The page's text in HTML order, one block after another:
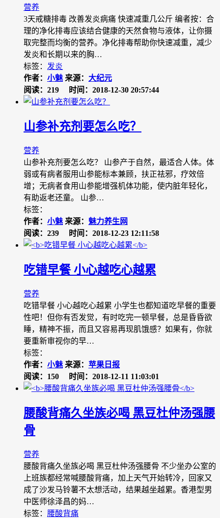
营养
3天戒糖排毒 改善发炎病痛 快速减重几公斤 编者按：合
理的净化排毒应该结合健康的天然食物与液体，让你摄
取完整而均衡的营养。净化排毒帮助你快速减重，减少
发炎和长期以来的胸…
标签： 发炎
作者： 小魅 来源： 大纪元
阅读：219
时间：2018-12-30 20:57:44
山参补充剂要怎么吃？
营养
山参补充剂要怎么吃？ 山参产于自然，最适合人体。体
弱或有病者服用山参能标本兼顾，扶正祛邪，疗效倍
增；无病者食用山参能增强机体功能，使内脏年轻化，
有助返老还童。 山参…
标签：
作者： 小魅 来源： 魅力养生网
阅读：239
时间：2018-12-23 12:11:58
吃错早餐 小心越吃心越累
营养
吃错早餐 小心越吃心越累 小学生也都知道吃早餐的重要
性吧！但你有否发觉，有时吃完一顿早餐，总是昏昏欲
睡，精神不振，而且又容易再现肌饿感？如果有，你就
要重新审视你的早…
标签：
作者： 小魅 来源： 苹果日报
阅读：150
时间：2018-12-11 11:03:01
腰酸背痛久坐族必喝 黑豆杜仲汤强腰
骨
营养
腰酸背痛久坐族必喝 黑豆杜仲汤强腰骨 不少坐办公室的
上班族都经常喊腰酸背痛，加上天气开始转冷，回家又
成了沙发马铃薯不太想活动，结果越坐越累。香港型男
中医师徐泽昌的妈…
标签： 腰酸背痛